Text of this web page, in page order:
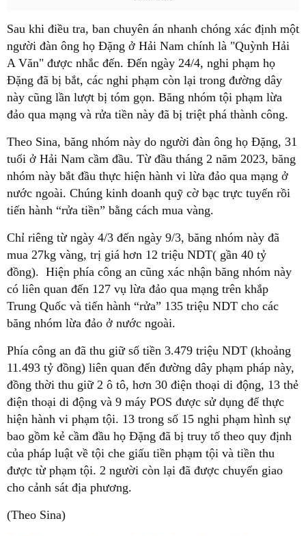
Sau khi điều tra, ban chuyên án nhanh chóng xác định một
người đàn ông họ Đặng ở Hải Nam chính là "Quỳnh Hải
A Văn" được nhắc đến. Đến ngày 24/4, nghi phạm họ
Đặng đã bị bắt, các nghi phạm còn lại trong đường dây
này cũng lần lượt bị tóm gọn. Băng nhóm tội phạm lừa
đảo qua mạng và rửa tiền này đã bị triệt phá thành công.
Theo Sina, băng nhóm này do người đàn ông họ Đặng, 31
tuổi ở Hải Nam cầm đầu. Từ đầu tháng 2 năm 2023, băng
nhóm này bắt đầu thực hiện hành vi lừa đảo qua mạng ở
nước ngoài. Chúng kinh doanh quỹ cờ bạc trực tuyến rồi
tiến hành “rửa tiền” bằng cách mua vàng.
Chỉ riêng từ ngày 4/3 đến ngày 9/3, băng nhóm này đã
mua 27kg vàng, trị giá hơn 12 triệu NDT( gần 40 tỷ
đồng). Hiện phía công an cũng xác nhận băng nhóm này
có liên quan đến 127 vụ lừa đảo qua mạng trên khắp
Trung Quốc và tiến hành “rửa” 135 triệu NDT cho các
băng nhóm lừa đảo ở nước ngoài.
Phía công an đã thu giữ số tiền 3.479 triệu NDT (khoảng
11.493 tỷ đồng) liên quan đến đường dây phạm pháp này,
đồng thời thu giữ 2 ô tô, hơn 30 điện thoại di động, 13 thẻ
điện thoại di động và 9 máy POS được sử dụng để thực
hiện hành vi phạm tội. 13 trong số 15 nghi phạm hình sự
bao gồm kẻ cầm đầu họ Đặng đã bị truy tố theo quy định
của pháp luật về tội che giấu tiền phạm tội và tiền thu
được từ phạm tội. 2 người còn lại đã được chuyển giao
cho cảnh sát địa phương.
(Theo Sina)